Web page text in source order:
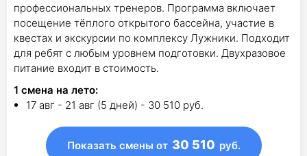
профессиональных тренеров. Программа включает
посещение тёплого открытого бассейна, участие в
квестах и экскурсии по комплексу Лужники. Подходит
для ребят с любым уровнем подготовки. Двухразовое
питание входит в стоимость.
1 смена на лето:
17 авг - 21 авг (5 дней) - 30 510 руб.
Показать смены от 30 510 руб.